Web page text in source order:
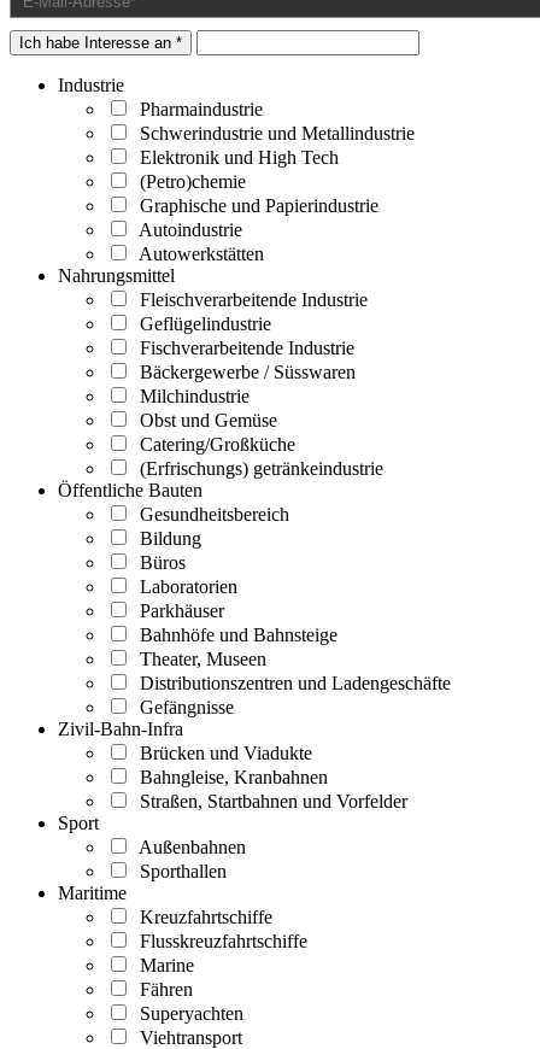
Ich habe Interesse an *
Industrie
Pharmaindustrie
Schwerindustrie und Metallindustrie
Elektronik und High Tech
(Petro)chemie
Graphische und Papierindustrie
Autoindustrie
Autowerkstätten
Nahrungsmittel
Fleischverarbeitende Industrie
Geflügelindustrie
Fischverarbeitende Industrie
Bäckergewerbe / Süsswaren
Milchindustrie
Obst und Gemüse
Catering/Großküche
(Erfrischungs) getränkeindustrie
Öffentliche Bauten
Gesundheitsbereich
Bildung
Büros
Laboratorien
Parkhäuser
Bahnhöfe und Bahnsteige
Theater, Museen
Distributionszentren und Ladengeschäfte
Gefängnisse
Zivil-Bahn-Infra
Brücken und Viadukte
Bahngleise, Kranbahnen
Straßen, Startbahnen und Vorfelder
Sport
Außenbahnen
Sporthallen
Maritime
Kreuzfahrtschiffe
Flusskreuzfahrtschiffe
Marine
Fähren
Superyachten
Viehtransport